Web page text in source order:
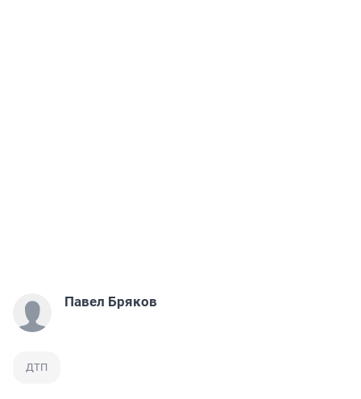
Павел Бряков
ДТП